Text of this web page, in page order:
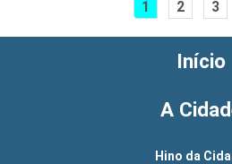
1 2 3
Início
A
Hino da